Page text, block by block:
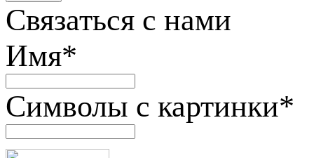
Связаться с нами
Имя*
Символы с картинки*